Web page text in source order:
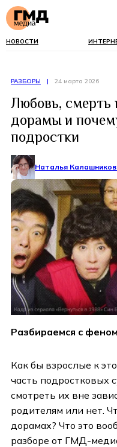
НОВОСТИ
РАЗБОРЫ | 24 марта 2026
Любовь, смерть
дорамы и
подростки
Наталья
Разбираемся с
Как бы взрослые к
часть подростковых
смотреть их вне
родителям или нет.
дорамах? Что это
разборе от ГМД-